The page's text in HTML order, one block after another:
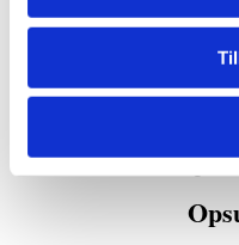
Sådan
Klik på smiley-
emoji eller GIF fra
Søg, hvis du leder
Indsæt den valgte